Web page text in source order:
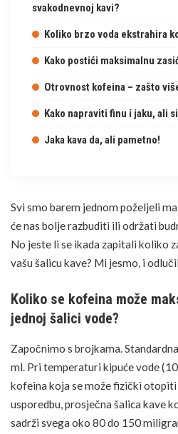
svakodnevnoj kavi?
Koliko brzo voda ekstrahira
Kako postići maksimalnu
Otrovnost kofeina – zašto
Kako napraviti finu i jaku, ali
Jaka kava da, ali pametno!
Svi smo barem jednom poželjeli
će nas bolje razbuditi ili održati
No jeste li se ikada zapitali koliko
vašu šalicu kave? Mi jesmo, i
Koliko se kofeina može
jednoj šalici vode?
Započnimo s brojkama.
ml. Pri temperaturi kipuće vode
kofeina koja se može fizički otopiti
usporedbu, prosječna šalica kave
sadrži svega oko 80 do 150